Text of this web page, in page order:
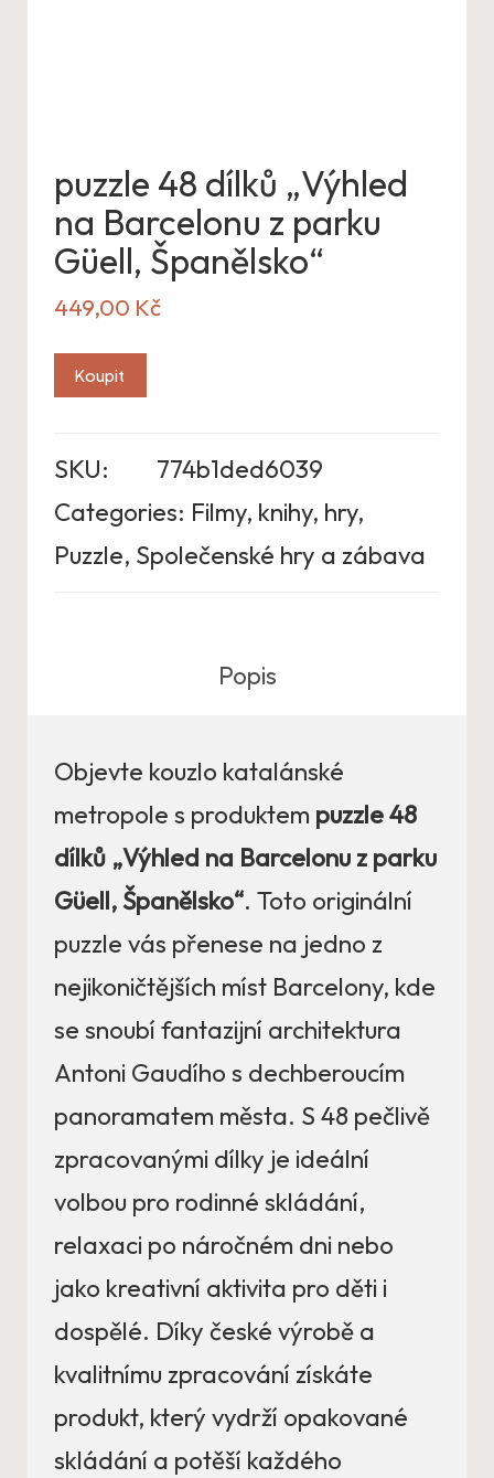
puzzle 48 dílků „Výhled
na Barcelonu z parku
Güell, Španělsko“
449,00 Kč
Koupit
SKU:
774b1ded6039
Categories: Filmy, knihy, hry,
Puzzle, Společenské hry a zábava
Popis
Objevte kouzlo katalánské
metropole s produktem puzzle 48
dílků „Výhled na Barcelonu z parku
Güell, Španělsko“. Toto originální
puzzle vás přenese na jedno z
nejikoničtějších míst Barcelony, kde
se snoubí fantazijní architektura
Antoni Gaudího s dechberoucím
panoramatem města. S 48 pečlivě
zpracovanými dílky je ideální
volbou pro rodinné skládání,
relaxaci po náročném dni nebo
jako kreativní aktivita pro děti i
dospělé. Díky české výrobě a
kvalitnímu zpracování získáte
produkt, který vydrží opakované
skládání a potěší každého